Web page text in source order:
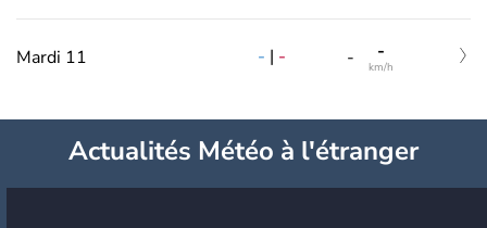
Mardi 11 - | - - -
km/h
Actualités Météo à l'étranger